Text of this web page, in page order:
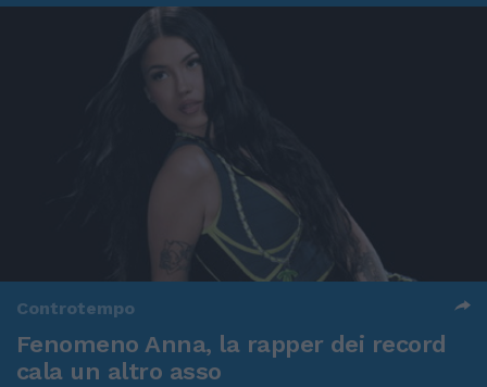
Controtempo
Fenomeno Anna, la rapper dei record
cala un altro asso